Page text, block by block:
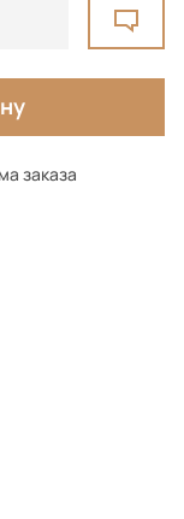
заказа